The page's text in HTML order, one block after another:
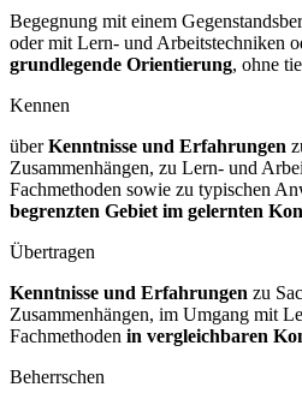
Begegnung mit einem
oder mit Lern- und Arbeitstechniken
grundlegende Orientierung, ohne
Kennen
überKenntnisse und Erfahrungen
Zusammenhängen, zu Lern- und
Fachmethoden sowie zu typischen
begrenzten Gebiet im gelernten
Übertragen
Kenntnisse und Erfahrungen zu
Zusammenhängen, im Umgang mit
Fachmethoden in vergleichbaren
Beherrschen